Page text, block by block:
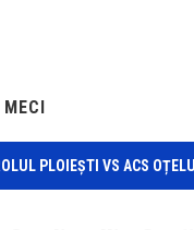
PLOIEȘTI VS ACS